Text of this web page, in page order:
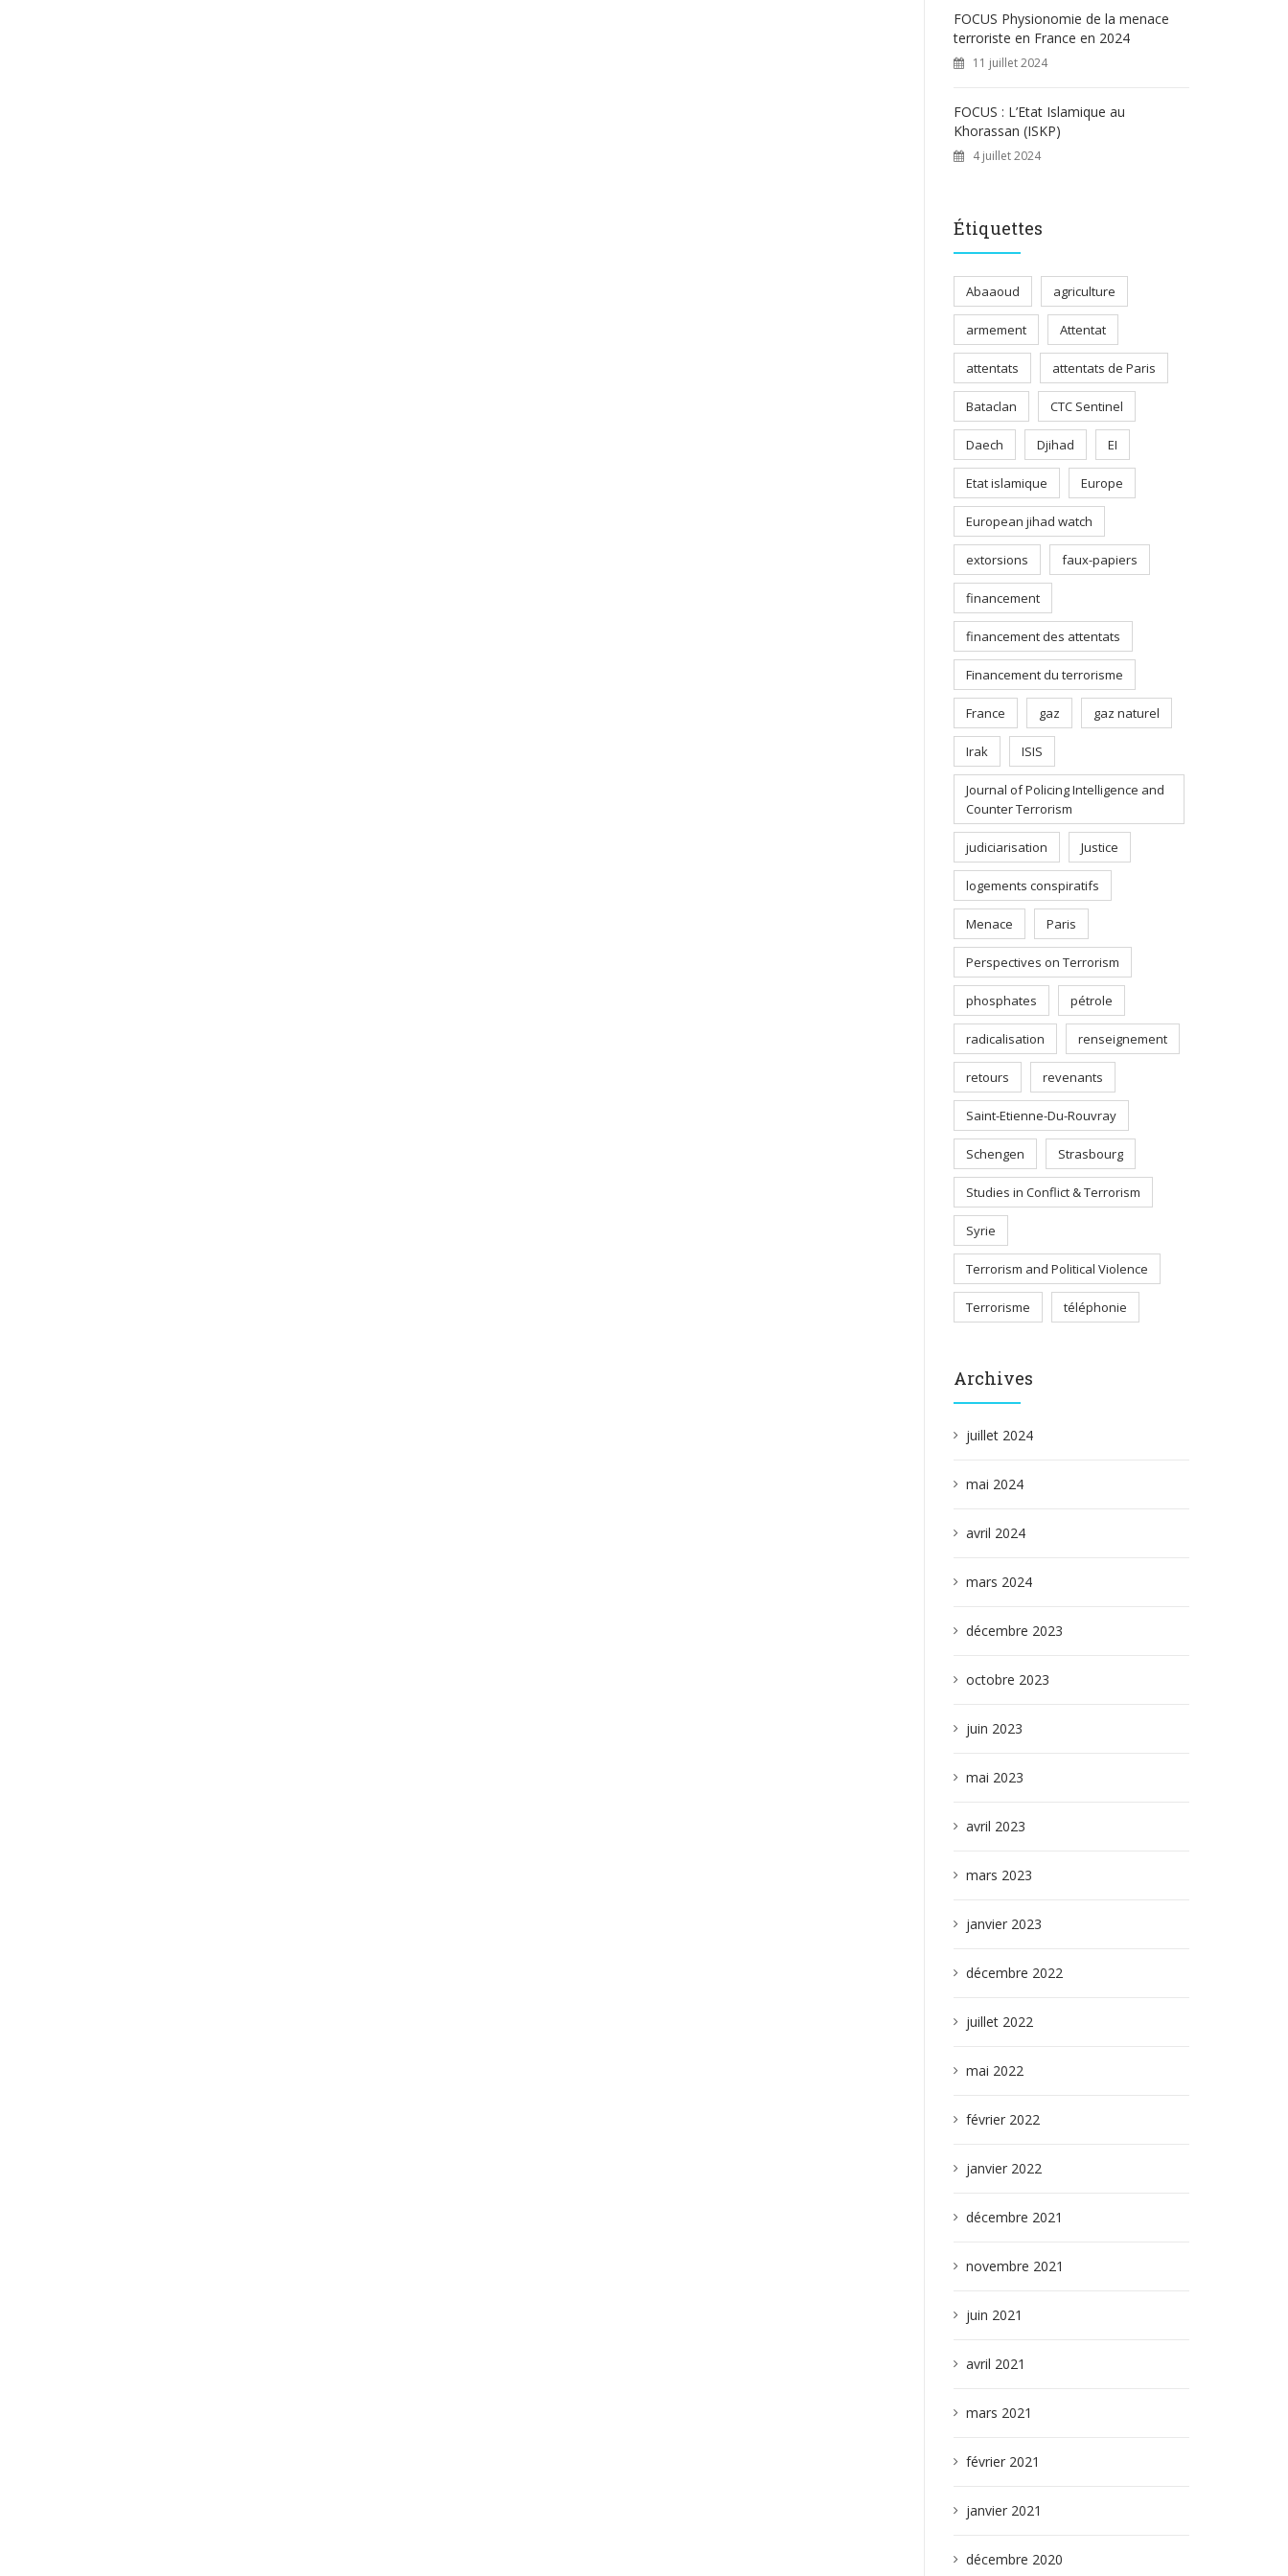
FOCUS Physionomie de la menace
terroriste en France en 2024
11 juillet 2024
FOCUS : L’Etat Islamique au
Khorassan (ISKP)
4 juillet 2024
Étiquettes
Abaaoud agriculture
armement Attentat
attentats attentats de Paris
Bataclan CTC Sentinel
Daech Djihad EI
Etat islamique Europe
European jihad watch
extorsions faux-papiers
financement
financement des attentats
Financement du terrorisme
France gaz gaz naturel
Irak ISIS
Journal of Policing Intelligence and
Counter Terrorism
judiciarisation Justice
logements conspiratifs
Menace Paris
Perspectives on Terrorism
phosphates pétrole
radicalisation renseignement
retours revenants
Saint-Etienne-Du-Rouvray
Schengen Strasbourg
Studies in Conflict & Terrorism
Syrie
Terrorism and Political Violence
Terrorisme téléphonie
Archives
juillet 2024
mai 2024
avril 2024
mars 2024
décembre 2023
octobre 2023
juin 2023
mai 2023
avril 2023
mars 2023
janvier 2023
décembre 2022
juillet 2022
mai 2022
février 2022
janvier 2022
décembre 2021
novembre 2021
juin 2021
avril 2021
mars 2021
février 2021
janvier 2021
décembre 2020